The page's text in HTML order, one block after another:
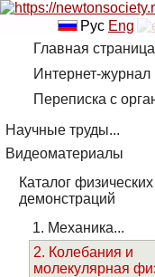
Рус Eng
Главная страница
Интернет-
Переписка с
Научные труды...
Видеоматериалы
Каталог физических
демонстраций
1. Механика...
2. Колебания и
молекулярная